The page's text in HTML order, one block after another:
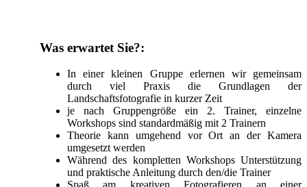
Was erwartet Sie?:
In einer kleinen Gruppe erlernen wir gemeinsam
durch viel Praxis die Grundlagen der
Landschaftsfotografie in kurzer Zeit
je nach Gruppengröße ein 2. Trainer, einzelne
Workshops sind standardmäßig mit 2 Trainern
Theorie kann umgehend vor Ort an der Kamera
umgesetzt werden
Während des kompletten Workshops Unterstützung
und praktische Anleitung durch den/die Trainer